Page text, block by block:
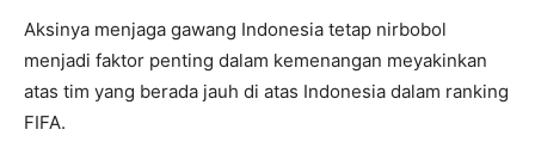
Aksinya menjaga gawang Indonesia tetap nirbobol
menjadi faktor penting dalam kemenangan meyakinkan
atas tim yang berada jauh di atas Indonesia dalam ranking
FIFA.